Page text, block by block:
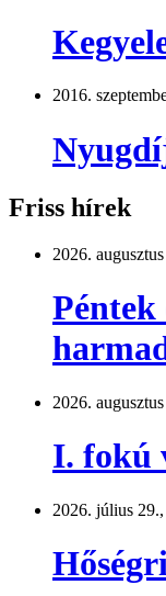
2016.
Friss hírek
2026.
2026.
I. fokú
2026. július